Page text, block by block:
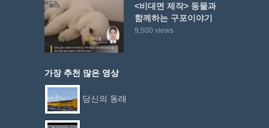
<비대면 제작> 동물과
함께하는 구포이야기
9,500 views
가장 추천 많은 영상
당신의 동래